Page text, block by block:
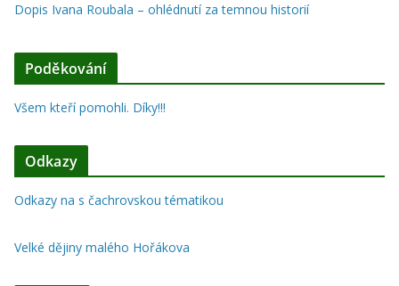
Dopis Ivana Roubala – ohlédnutí za temnou historií
Poděkování
Všem kteří pomohli. Díky!!!
Odkazy
Odkazy na s čachrovskou tématikou
Velké dějiny malého Hořákova